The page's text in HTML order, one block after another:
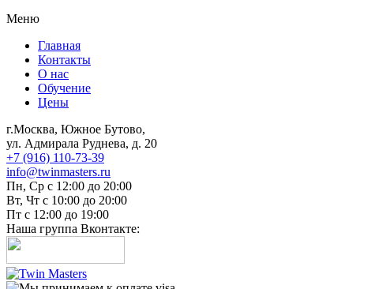
Меню
Главная
Контакты
О нас
Обучение
Цены
г.Москва, Южное Бутово,
ул. Адмирала Руднева, д. 20
+7 (916) 110-73-39
info@twinmasters.ru
Пн, Ср с 12:00 до 20:00
Вт, Чт с 10:00 до 20:00
Пт с 12:00 до 19:00
Наша группа Вконтакте: